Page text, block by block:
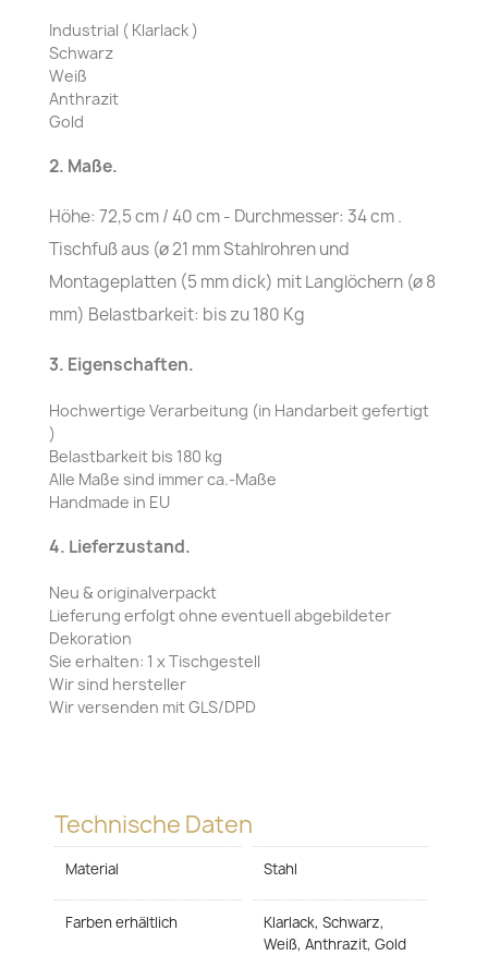
Industrial ( Klarlack )
Schwarz
Weiß
Anthrazit
Gold
2. Maße.
Höhe: 72,5 cm / 40 cm - Durchmesser: 34 cm .
Tischfuß aus (ø 21 mm Stahlrohren und
Montageplatten (5 mm dick) mit Langlöchern (ø 8
mm) Belastbarkeit: bis zu 180 Kg
3. Eigenschaften.
Hochwertige Verarbeitung (in Handarbeit gefertigt
)
Belastbarkeit bis 180 kg
Alle Maße sind immer ca.-Maße
Handmade in EU
4. Lieferzustand.
Neu & originalverpackt
Lieferung erfolgt ohne eventuell abgebildeter
Dekoration
Sie erhalten: 1 x Tischgestell
Wir sind hersteller
Wir versenden mit GLS/DPD
Technische Daten
Material Stahl
Farben erhältlich
Klarlack, Schwarz,
Weiß, Anthrazit, Gold